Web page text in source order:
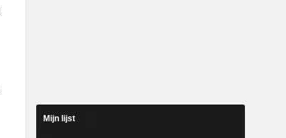
Mijn lijst